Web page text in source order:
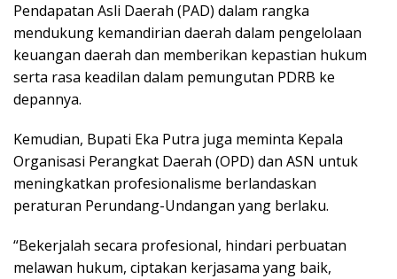
Pendapatan Asli Daerah (PAD) dalam rangka
mendukung kemandirian daerah dalam pengelolaan
keuangan daerah dan memberikan kepastian hukum
serta rasa keadilan dalam pemungutan PDRB ke
depannya.
Kemudian, Bupati Eka Putra juga meminta Kepala
Organisasi Perangkat Daerah (OPD) dan ASN untuk
meningkatkan profesionalisme berlandaskan
peraturan Perundang-Undangan yang berlaku.
“Bekerjalah secara profesional, hindari perbuatan
melawan hukum, ciptakan kerjasama yang baik,